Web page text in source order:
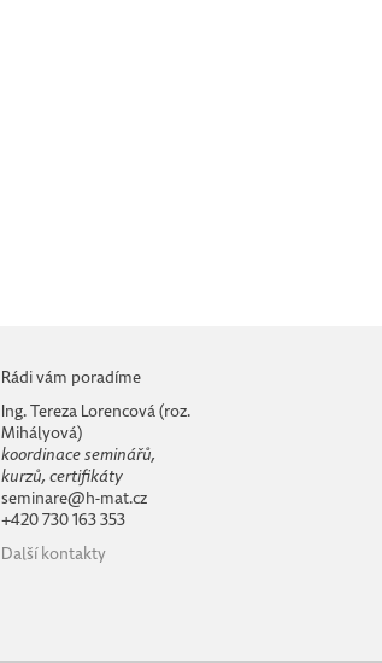
Rádi vám poradíme
Ing. Tereza Lorencová (roz.
Mihályová)
koordinace seminářů,
kurzů, certifikáty
seminare@h-mat.cz
+420 730 163 353
Další kontakty